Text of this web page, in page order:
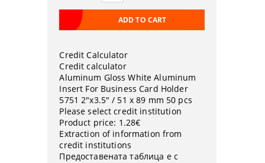
Credit Calculator
Credit calculator
Aluminum Gloss White Aluminum
Insert For Business Card Holder
5751 2"x3.5" / 51 x 89 mm 50 pcs
Please select credit institution
Product price: 1.28€
Extraction of information from
credit institutions
Предоставената таблица е с